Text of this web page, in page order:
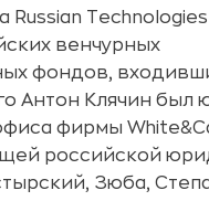
Russian
венчурных
фондов,
Антон Клячин был
фирмы
российской
Зюба,